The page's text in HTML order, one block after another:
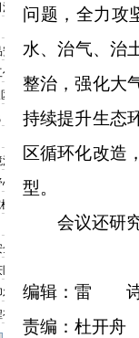
问题，全力攻
水、治气、治
整治，强化大
持续提升生态
区循环化改造
型。
会议还研
编辑：雷
责编：杜开舟